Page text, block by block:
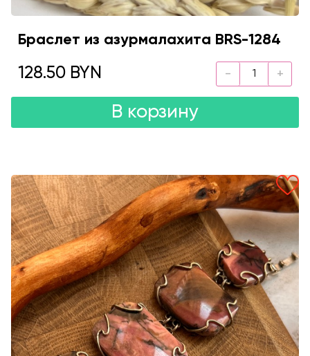
Браслет из азурмалахита BRS-1284
128.50 BYN
В корзину